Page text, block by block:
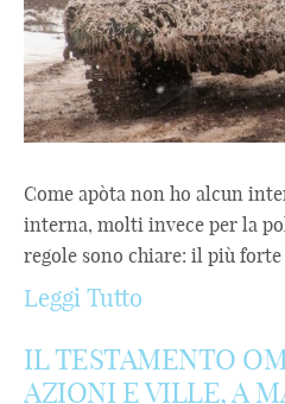
Come apòta non ho alcun
interna, molti invece per la
regole sono chiare: il più forte
Leggi Tutto
IL TESTAMENTO
AZIONI E VILLE, A